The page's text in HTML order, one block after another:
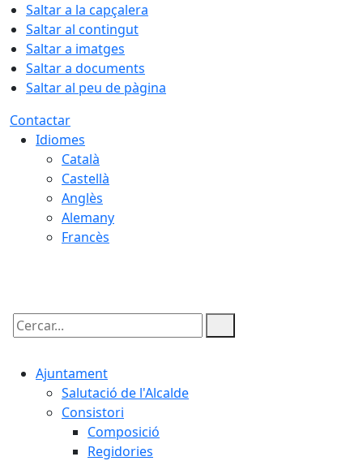
Saltar a la capçalera
Saltar al contingut
Saltar a imatges
Saltar a documents
Saltar al peu de pàgina
Contactar
Idiomes
Català
Castellà
Anglès
Alemany
Francès
Cercar:
Ajuntament
Salutació de l'Alcalde
Consistori
Composició
Regidories